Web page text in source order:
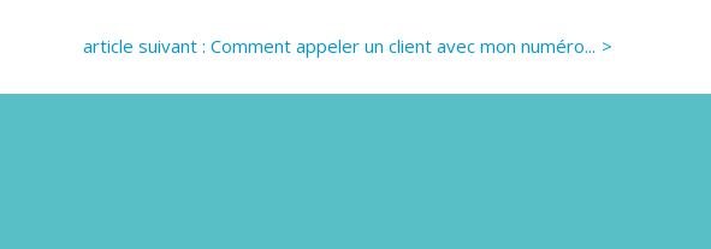
article suivant : Comment appeler un client avec mon numéro...